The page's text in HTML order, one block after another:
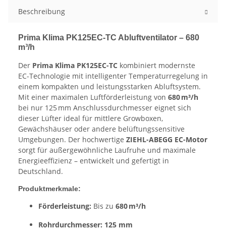
Beschreibung
Prima Klima PK125EC-TC Abluftventilator – 680
m³/h
Der Prima Klima PK125EC-TC kombiniert modernste
EC-Technologie mit intelligenter Temperaturregelung in
einem kompakten und leistungsstarken Abluftsystem.
Mit einer maximalen Luftförderleistung von 680 m³/h
bei nur 125 mm Anschlussdurchmesser eignet sich
dieser Lüfter ideal für mittlere Growboxen,
Gewächshäuser oder andere belüftungssensitive
Umgebungen. Der hochwertige ZIEHL-ABEGG EC-Motor
sorgt für außergewöhnliche Laufruhe und maximale
Energieeffizienz – entwickelt und gefertigt in
Deutschland.
Produktmerkmale:
Förderleistung: Bis zu 680 m³/h
Rohrdurchmesser: 125 mm